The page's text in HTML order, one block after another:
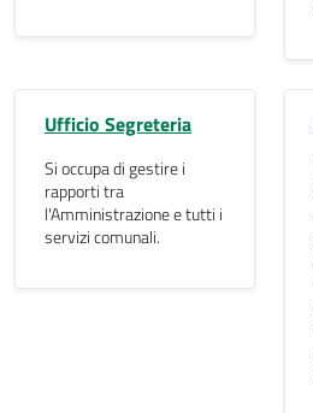
Ufficio Segreteria
Si occupa di gestire i
rapporti tra
l'Amministrazione e tutti i
servizi comunali.